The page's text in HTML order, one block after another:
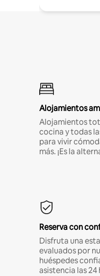
Alojamientos
Alojamientos
cocina y todas
para vivir
más. ¡Es la
Reserva con
Disfruta una
evaluados por
huéspedes
asistencia las 24